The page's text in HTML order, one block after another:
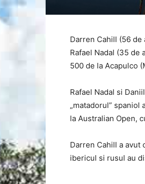
Darren Cahill (56
Rafael Nadal (35
500 de la Acapulco
Rafael Nadal si
„matadorul” spaniol
la Australian Open,
Darren Cahill a avut
ibericul si rusul au